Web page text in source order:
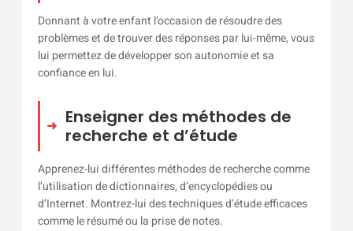
Donnant à votre enfant l’occasion de résoudre des
problèmes et de trouver des réponses par lui-même, vous
lui permettez de développer son autonomie et sa
confiance en lui.
Enseigner des méthodes de
recherche et d’étude
Apprenez-lui différentes méthodes de recherche comme
l’utilisation de dictionnaires, d’encyclopédies ou
d’Internet. Montrez-lui des techniques d’étude efficaces
comme le résumé ou la prise de notes.